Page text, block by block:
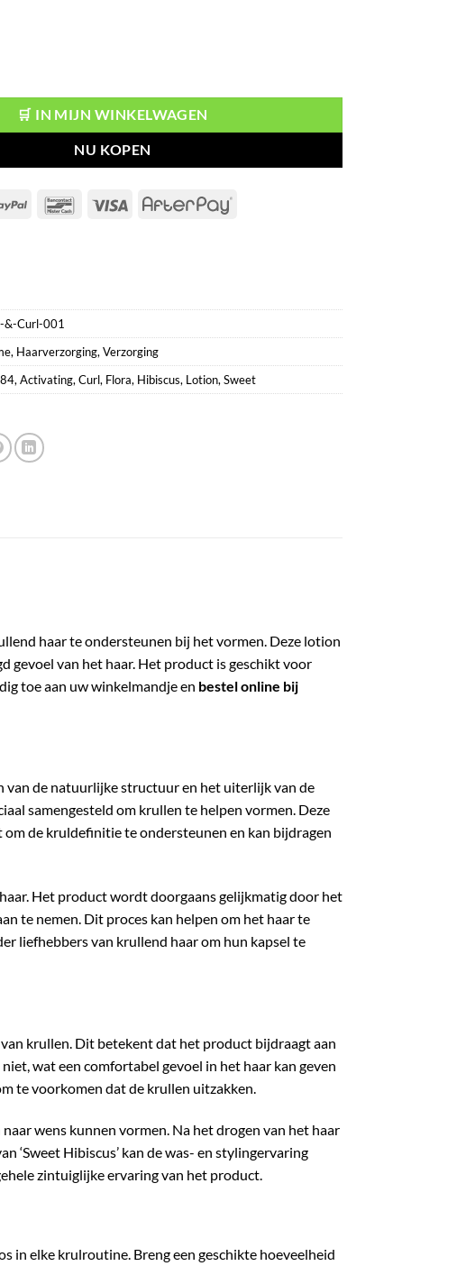
🛒 IN MIJN WINKELWAGEN
NU KOPEN
PayPal Bancontact
Visa AfterPay
&-Curl-001
, Haarverzorging, Verzorging
, Activating, Curl, Flora, Hibiscus, Lotion, Sweet
haar te ondersteunen bij het vormen. Deze lotion
gevoel van het haar. Het product is geschikt voor
toe aan uw winkelmandje en bestel online bij
van de natuurlijke structuur en het uiterlijk van de
samengesteld om krullen te helpen vormen. Deze
de kruldefinitie te ondersteunen en kan bijdragen
Het product wordt doorgaans gelijkmatig door het
te nemen. Dit proces kan helpen om het haar te
liefhebbers van krullend haar om hun kapsel te
krullen. Dit betekent dat het product bijdraagt aan
wat een comfortabel gevoel in het haar kan geven
te voorkomen dat de krullen uitzakken.
wens kunnen vormen. Na het drogen van het haar
‘Sweet Hibiscus’ kan de was- en stylingervaring
zintuiglijke ervaring van het product.
in elke krulroutine. Breng een geschikte hoeveelheid